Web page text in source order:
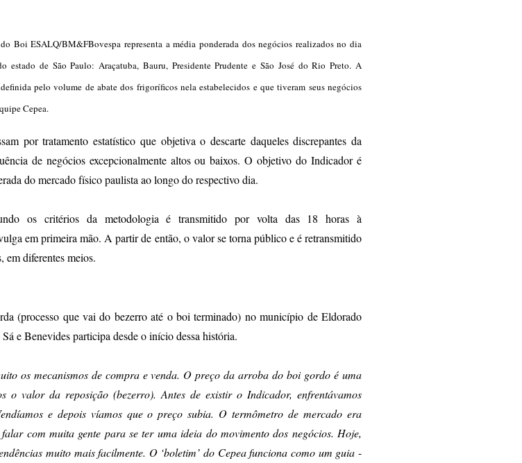
Boi ESALQ/BM&FBovespa representa a média ponderada dos negócios realizados no dia
estado de São Paulo: Araçatuba, Bauru, Presidente Prudente e São José do Rio Preto. A
pelo volume de abate dos frigoríficos nela estabelecidos e que tiveram seus negócios
Cepea.
por tratamento estatístico que objetiva o descarte daqueles discrepantes da
de negócios excepcionalmente altos ou baixos. O objetivo do Indicador é
do mercado físico paulista ao longo do respectivo dia.
os critérios da metodologia é transmitido por volta das 18 horas à
em primeira mão. A partir de então, o valor se torna público e é retransmitido
em diferentes meios.
(processo que vai do bezerro até o boi terminado) no município de Eldorado
e Benevides participa desde o início dessa história.
os mecanismos de compra e venda. O preço da arroba do boi gordo é uma
o valor da reposição (bezerro). Antes de existir o Indicador, enfrentávamos
e depois víamos que o preço subia. O termômetro de mercado era
com muita gente para se ter uma ideia do movimento dos negócios. Hoje,
muito mais facilmente. O ‘boletim’ do Cepea funciona como um guia -